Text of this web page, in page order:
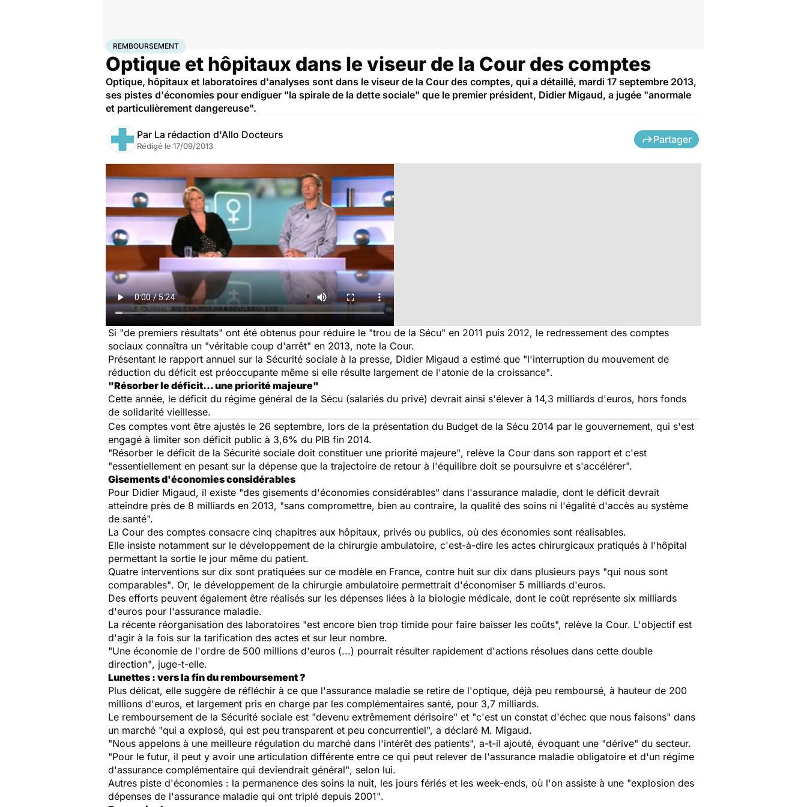
AccueilSantéMaladies Remboursement
REMBOURSEMENT
Optique et hôpitaux dans le viseur de la Cour des comptes
Optique, hôpitaux et laboratoires d'analyses sont dans le viseur de la Cour des comptes, qui a détaillé, mardi 17 septembre 2013,
ses pistes d'économies pour endiguer "la spirale de la dette sociale" que le premier président, Didier Migaud, a jugée "anormale
et particulièrement dangereuse".
Par La rédaction d'Allo Docteurs
Rédigé le 17/09/2013
Partager
Si "de premiers résultats" ont été obtenus pour réduire le "trou de la Sécu" en 2011 puis 2012, le redressement des comptes
sociaux connaîtra un "véritable coup d'arrêt" en 2013, note la Cour.
Présentant le rapport annuel sur la Sécurité sociale à la presse, Didier Migaud a estimé que "l'interruption du mouvement de
réduction du déficit est préoccupante même si elle résulte largement de l'atonie de la croissance".
"Résorber le déficit... une priorité majeure"
Cette année, le déficit du régime général de la Sécu (salariés du privé) devrait ainsi s'élever à 14,3 milliards d'euros, hors fonds
de solidarité vieillesse.
Ces comptes vont être ajustés le 26 septembre, lors de la présentation du Budget de la Sécu 2014 par le gouvernement, qui s'est
engagé à limiter son déficit public à 3,6% du PIB fin 2014.
"Résorber le déficit de la Sécurité sociale doit constituer une priorité majeure", relève la Cour dans son rapport et c'est
"essentiellement en pesant sur la dépense que la trajectoire de retour à l'équilibre doit se poursuivre et s'accélérer".
Gisements d'économies considérables
Pour Didier Migaud, il existe "des gisements d'économies considérables" dans l'assurance maladie, dont le déficit devrait
atteindre près de 8 milliards en 2013, "sans compromettre, bien au contraire, la qualité des soins ni l'égalité d'accès au système
de santé".
La Cour des comptes consacre cinq chapitres aux hôpitaux, privés ou publics, où des économies sont réalisables.
Elle insiste notamment sur le développement de la chirurgie ambulatoire, c'est-à-dire les actes chirurgicaux pratiqués à l'hôpital
permettant la sortie le jour même du patient.
Quatre interventions sur dix sont pratiquées sur ce modèle en France, contre huit sur dix dans plusieurs pays "qui nous sont
comparables". Or, le développement de la chirurgie ambulatoire permettrait d'économiser 5 milliards d'euros.
Des efforts peuvent également être réalisés sur les dépenses liées à la biologie médicale, dont le coût représente six milliards
d'euros pour l'assurance maladie.
La récente réorganisation des laboratoires "est encore bien trop timide pour faire baisser les coûts", relève la Cour. L'objectif est
d'agir à la fois sur la tarification des actes et sur leur nombre.
"Une économie de l'ordre de 500 millions d'euros (...) pourrait résulter rapidement d'actions résolues dans cette double
direction", juge-t-elle.
Lunettes : vers la fin du remboursement ?
Plus délicat, elle suggère de réfléchir à ce que l'assurance maladie se retire de l'optique, déjà peu remboursé, à hauteur de 200
millions d'euros, et largement pris en charge par les complémentaires santé, pour 3,7 milliards.
Le remboursement de la Sécurité sociale est "devenu extrêmement dérisoire" et "c'est un constat d'échec que nous faisons" dans
un marché "qui a explosé, qui est peu transparent et peu concurrentiel", a déclaré M. Migaud.
"Nous appelons à une meilleure régulation du marché dans l'intérêt des patients", a-t-il ajouté, évoquant une "dérive" du secteur.
"Pour le futur, il peut y avoir une articulation différente entre ce qui peut relever de l'assurance maladie obligatoire et d'un régime
d'assurance complémentaire qui deviendrait général", selon lui.
Autres piste d'économies : la permanence des soins la nuit, les jours fériés et les week-ends, où l'on assiste à une "explosion des
dépenses de l'assurance maladie qui ont triplé depuis 2001".